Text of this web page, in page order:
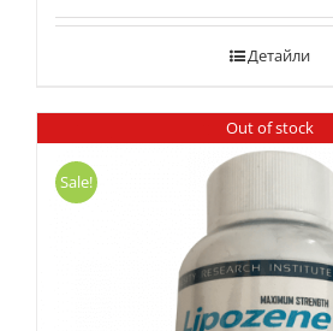
Детайли
Out of stock
Sale!